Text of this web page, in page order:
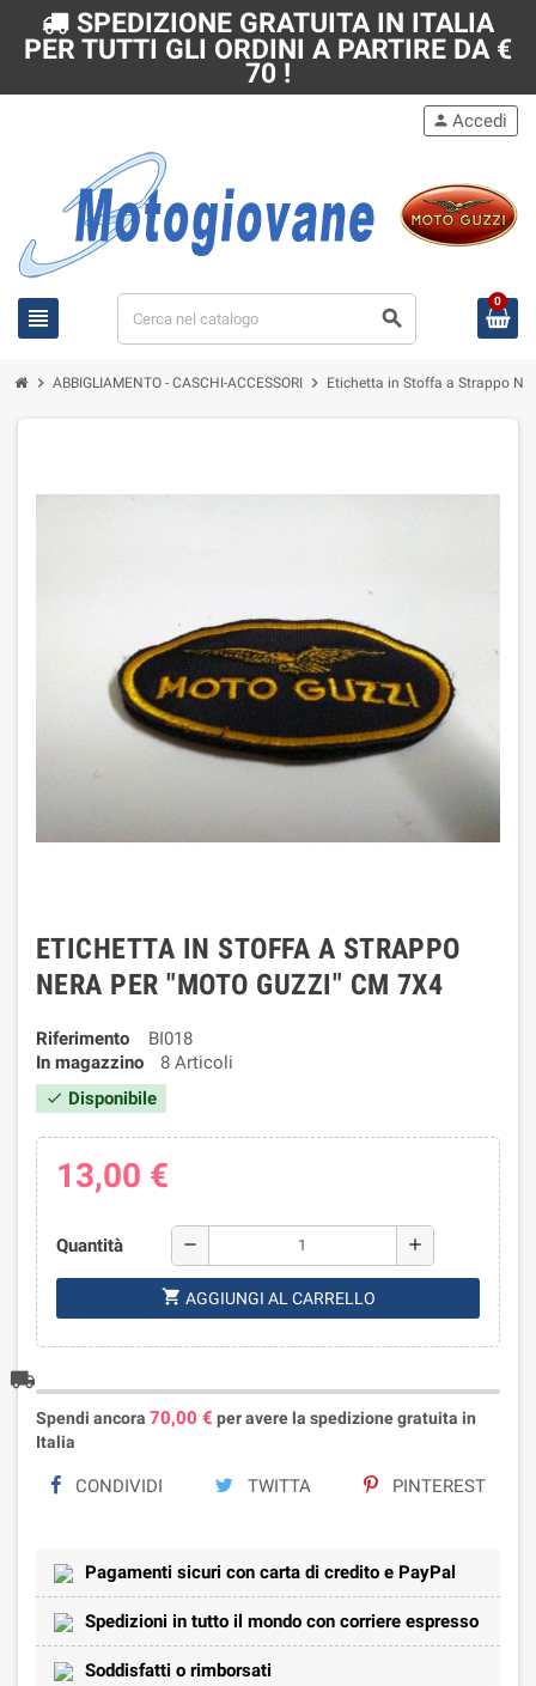
SPEDIZIONE GRATUITA IN ITALIA
PER TUTTI GLI ORDINI A PARTIRE DA €
70 !
view_headline search
person Accedi
0
chevron_right ABBIGLIAMENTO - CASCHI-ACCESSORI chevron_right Etichetta in Stoffa a Strappo
ETICHETTA IN STOFFA A STRAPPO
NERA PER "MOTO GUZZI" CM 7X4
Riferimento
BI018
In magazzino
8 Articoli
check Disponibile
13,00 €
Quantità remove add
shopping_cart AGGIUNGI AL CARRELLO
local_shipping
Spendi ancora 70,00 € per avere la spedizione gratuita in
Italia
CONDIVIDI TWITTA PINTEREST
Pagamenti sicuri con carta di credito e PayPal
Spedizioni in tutto il mondo con corriere espresso
Soddisfatti o rimborsati